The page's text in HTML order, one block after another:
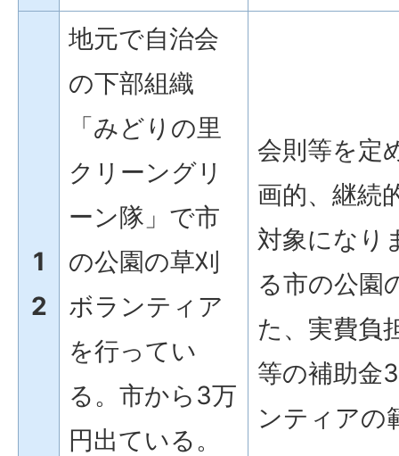
1
2
地元で自治会
の下部組織
「みどりの里
クリーングリ
ーン隊」で市
の公園の草刈
ボランティア
を行ってい
る。市から3万
円出ている。
会則等を定
画的、継続
対象になり
る市の公園
た、実費負
等の補助金
ンティアの